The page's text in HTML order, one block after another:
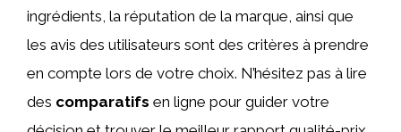
ingrédients, la réputation de la marque, ainsi que
les avis des utilisateurs sont des critères à prendre
en compte lors de votre choix. N’hésitez pas à lire
des comparatifs en ligne pour guider votre